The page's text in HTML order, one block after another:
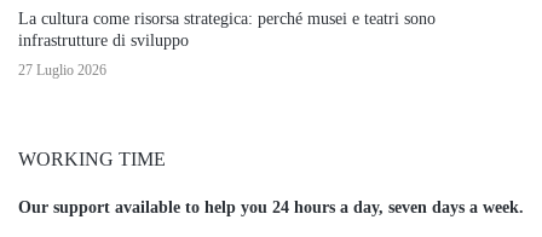
La cultura come risorsa strategica: perché musei e teatri sono
infrastrutture di sviluppo
27 Luglio 2026
WORKING TIME
Our support available to help you 24 hours a day, seven days a week.